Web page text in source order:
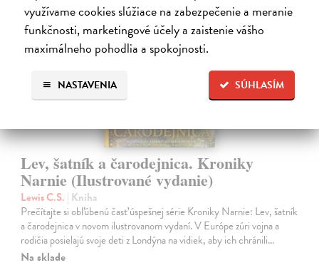
využívame cookies slúžiace na zabezpečenie a meranie
funkčnosti, marketingové účely a zaistenie vášho
maximálneho pohodlia a spokojnosti.
SÚHLASÍM
NASTAVENIA
na sklade
Lev, šatník a čarodejnica. Kroniky
Narnie (Ilustrované vydanie)
Lewis C.S. | Kniha
Prečítajte si obľúbenú časť úspešnej série Kroniky Narnie: Lev, šatník
a čarodejnica v novom ilustrovanom vydaní. V Európe zúri vojna a
rodičia posielajú svoje deti z Londýna na vidiek, aby ich chránili…
Na sklade